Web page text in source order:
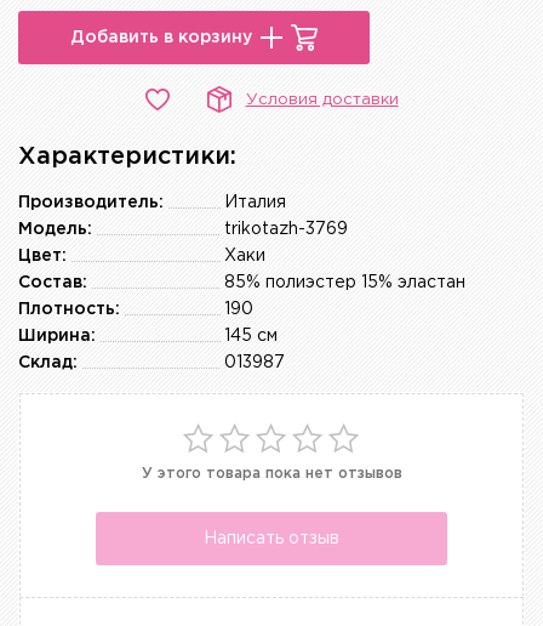
Добавить в корзину
Условия доставки
Характеристики:
Италия
Производитель:
trikotazh-3769
Модель:
Хаки
Цвет:
85% полиэстер 15% эластан
Состав:
190
Плотность:
145 см
Ширина:
013987
Склад:
У этого товара пока нет отзывов
Написать отзыв